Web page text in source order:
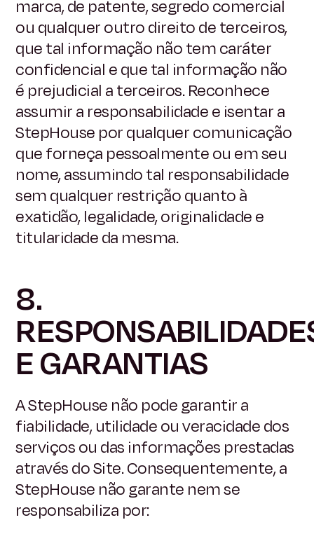
marca, de patente, segredo comercial
ou qualquer outro direito de terceiros,
que tal informação não tem caráter
confidencial e que tal informação não
é prejudicial a terceiros. Reconhece
assumir a responsabilidade e isentar a
StepHouse por qualquer comunicação
que forneça pessoalmente ou em seu
nome, assumindo tal responsabilidade
sem qualquer restrição quanto à
exatidão, legalidade, originalidade e
titularidade da mesma.
8.
E GARANTIAS
A StepHouse não pode garantir a
fiabilidade, utilidade ou veracidade dos
serviços ou das informações prestadas
através do Site. Consequentemente, a
StepHouse não garante nem se
responsabiliza por: